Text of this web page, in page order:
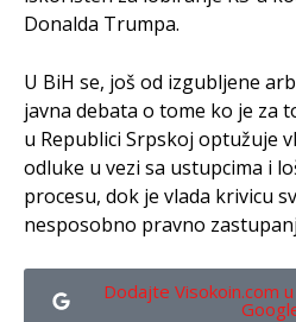
Donalda Trumpa.
U BiH se, još od izgubljene
javna debata o tome ko je za
u Republici Srpskoj optužuje
odluke u vezi sa ustupcima i
procesu, dok je vlada krivicu
nesposobno pravno
Dodajte Visokoin.com